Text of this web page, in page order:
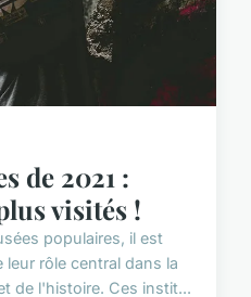
de 2021 :
visités !
populaires, il est
rôle central dans la
de l'histoire. Ces instit...